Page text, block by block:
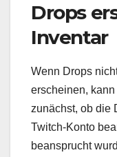
Drops
Inventar
Wenn Drops
erscheinen,
zunächst, ob die
Twitch-Konto
beansprucht